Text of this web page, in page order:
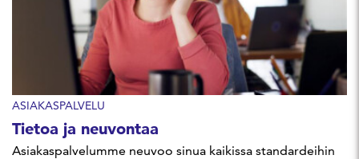
ASIAKASPALVELU
Tietoa ja neuvontaa
Asiakaspalvelumme neuvoo sinua kaikissa standardeihin